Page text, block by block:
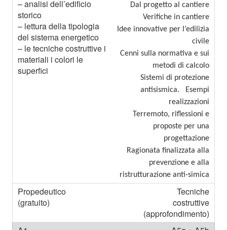
Dal progetto al cantiere
Verifiche in cantiere
Idee innovative per l’edilizia
civile
Cenni sulla normativa e sui
metodi di calcolo
Sistemi di protezione
antisismica. Esempi
realizzazioni
Terremoto, riflessioni e
proposte per una
progettazione
Ragionata finalizzata alla
prevenzione e alla
ristrutturazione anti-simica
Tecniche
costruttive
(approfondimento)